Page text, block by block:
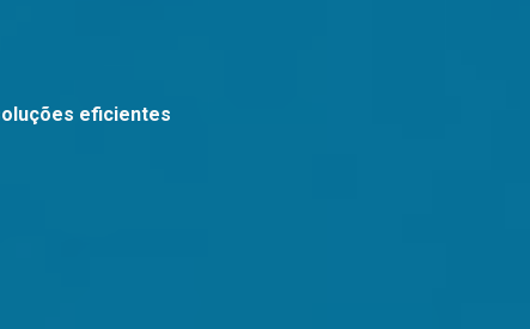
eficientes